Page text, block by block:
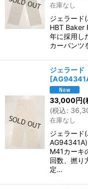
在庫なし
ジェラード
HBT Baker
年に採用し
カーパンツ
ジェラー
[
33,000円(
(税込:
在庫なし
ジェラード
M41カーキ
回数、撚り
定…